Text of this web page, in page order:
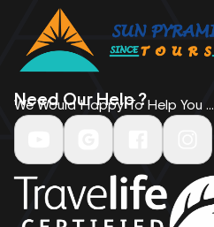
Need Our Help ?
We Would Happy To Help You ...